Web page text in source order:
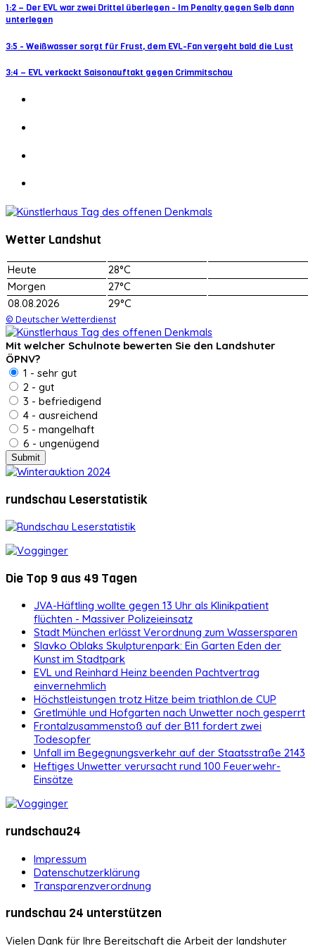
1:2 – Der EVL war zwei Drittel überlegen - Im Penalty gegen Selb dann
unterlegen
3:5 - Weißwasser sorgt für Frust, dem EVL-Fan vergeht bald die Lust
3:4 – EVL verkackt Saisonauftakt gegen Crimmitschau
Wetter Landshut
Heute
28°C
Morgen
27°C
08.08.2026
29°C
© Deutscher Wetterdienst
Mit welcher Schulnote bewerten Sie den Landshuter
ÖPNV?
1 - sehr gut
2 - gut
3 - befriedigend
4 - ausreichend
5 - mangelhaft
6 - ungenügend
rundschau Leserstatistik
Die Top 9 aus 49 Tagen
JVA-Häftling wollte gegen 13 Uhr als Klinikpatient
flüchten - Massiver Polizeieinsatz
Stadt München erlässt Verordnung zum Wassersparen
Slavko Oblaks Skulpturenpark: Ein Garten Eden der
Kunst im Stadtpark
EVL und Reinhard Heinz beenden Pachtvertrag
einvernehmlich
Höchstleistungen trotz Hitze beim triathlon.de CUP
Gretlmühle und Hofgarten nach Unwetter noch gesperrt
Frontalzusammenstoß auf der B11 fordert zwei
Todesopfer
Unfall im Begegnungsverkehr auf der Staatsstraße 2143
Heftiges Unwetter verursacht rund 100 Feuerwehr-
Einsätze
rundschau24
Impressum
Datenschutzerklärung
Transparenzverordnung
rundschau 24 unterstützen
Vielen Dank für Ihre Bereitschaft die Arbeit der landshuter